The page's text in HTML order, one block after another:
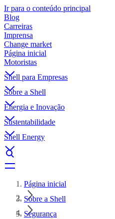
Ir para o conteúdo principal
Blog
Carreiras
Imprensa
Change market
Página inicial
Motoristas
Shell para Empresas
Sobre a Shell
Energia e Inovação
Sustentabilidade
Shell Energy
Página inicial
Sobre a Shell
Segurança